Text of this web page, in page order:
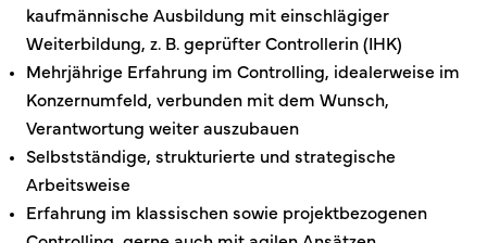
kaufmännische Ausbildung mit einschlägiger
Weiterbildung, z. B. geprüfter Controllerin (IHK)
Mehrjährige Erfahrung im Controlling, idealerweise im
Konzernumfeld, verbunden mit dem Wunsch,
Verantwortung weiter auszubauen
Selbstständige, strukturierte und strategische
Arbeitsweise
Erfahrung im klassischen sowie projektbezogenen